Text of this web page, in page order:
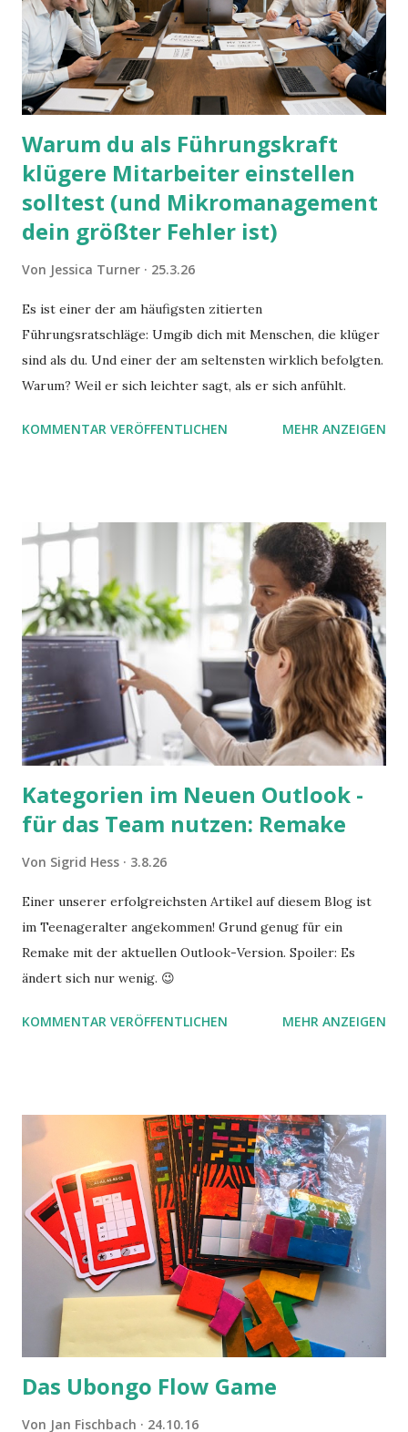
Warum du als Führungskraft
klügere Mitarbeiter einstellen
solltest (und Mikromanagement
dein größter Fehler ist)
Von Jessica Turner 25.3.26
Es ist einer der am häufigsten zitierten
Führungsratschläge: Umgib dich mit Menschen, die klüger
sind als du. Und einer der am seltensten wirklich befolgten.
Warum? Weil er sich leichter sagt, als er sich anfühlt.
KOMMENTAR VERÖFFENTLICHEN MEHR ANZEIGEN
Kategorien im Neuen Outlook -
für das Team nutzen: Remake
Von Sigrid Hess 3.8.26
Einer unserer erfolgreichsten Artikel auf diesem Blog ist
im Teenageralter angekommen! Grund genug für ein
Remake mit der aktuellen Outlook-Version. Spoiler: Es
ändert sich nur wenig. 😉
KOMMENTAR VERÖFFENTLICHEN MEHR ANZEIGEN
Das Ubongo Flow Game
Von Jan Fischbach 24.10.16